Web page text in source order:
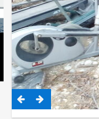
در گرمای تابستان